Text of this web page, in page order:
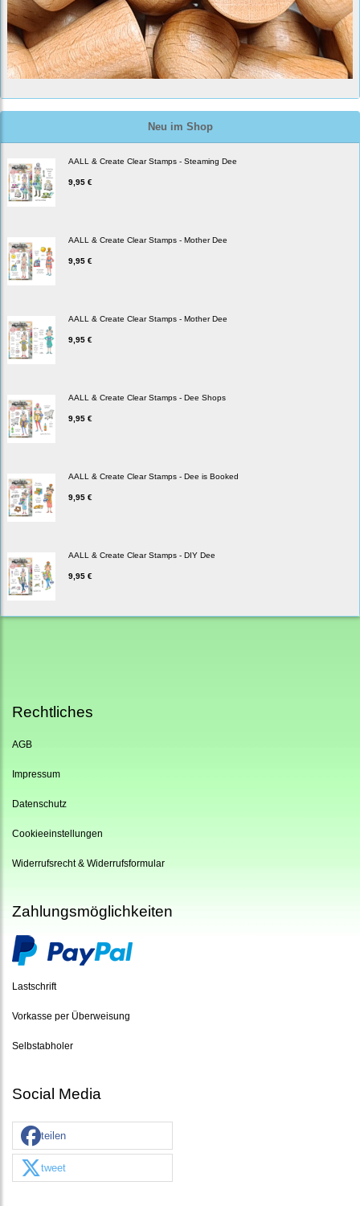
Neu im Shop
AALL & Create Clear Stamps - Steaming Dee
9,95 €
AALL & Create Clear Stamps - Mother Dee
9,95 €
AALL & Create Clear Stamps - Mother Dee
9,95 €
AALL & Create Clear Stamps - Dee Shops
9,95 €
AALL & Create Clear Stamps - Dee is Booked
9,95 €
AALL & Create Clear Stamps - DIY Dee
9,95 €
Rechtliches
AGB
Impressum
Datenschutz
Cookieeinstellungen
Widerrufsrecht & Widerrufsformular
Zahlungsmöglichkeiten
Lastschrift
Vorkasse per Überweisung
Selbstabholer
Social Media
teilen
tweet